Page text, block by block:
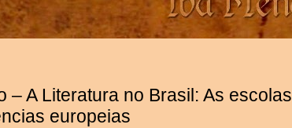
– A Literatura no Brasil: As escolas
europeias